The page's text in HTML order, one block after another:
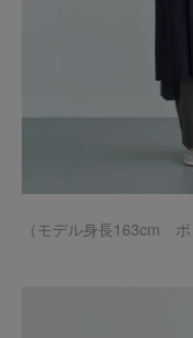
（モデル身長163cm ボ